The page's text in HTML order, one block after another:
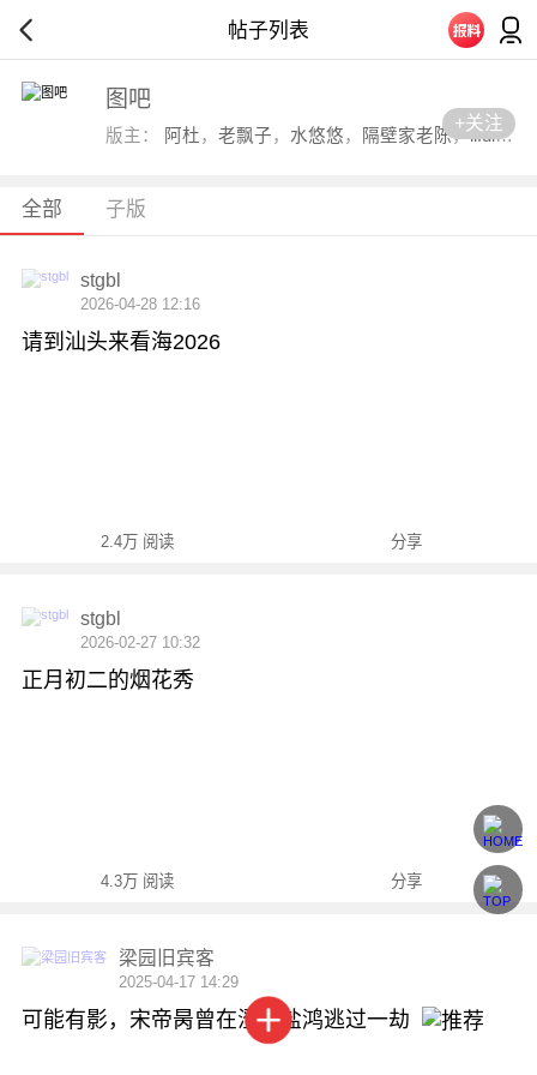
帖子列表
图吧
版主： 阿杜， 老飘子， 水悠悠， 隔壁家老陈，lifulon ，
+关注
全部 子版
stgbl
2026-04-28 12:16
请到汕头来看海2026
2.4万 阅读 分享
stgbl
2026-02-27 10:32
正月初二的烟花秀
4.3万 阅读 分享
梁园旧宾客
2025-04-17 14:29
可能有影，宋帝昺曾在澄海盐鸿逃过一劫